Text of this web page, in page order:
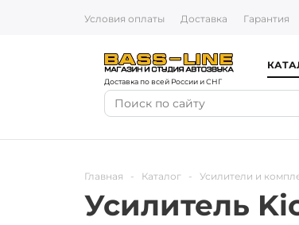
Условия оплаты Доставка Гарантия
Доставка по всей России и СНГ
Главная - Каталог - Усилители и
Усилитель